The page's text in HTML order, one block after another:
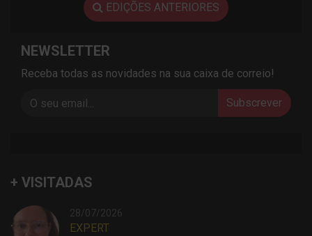
EDIÇÕES ANTERIORES
NEWSLETTER
Receba todas as novidades na sua caixa de correio!
Subscrever
+ VISITADAS
28/07/2026
EXPERT